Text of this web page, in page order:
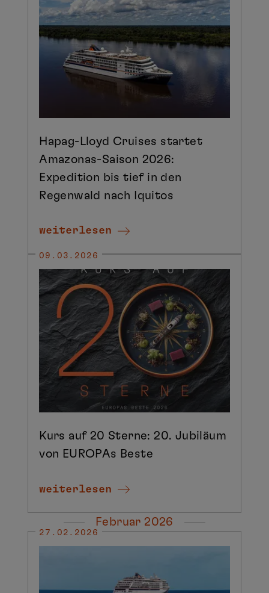
Hapag-Lloyd Cruises startet
Amazonas-Saison 2026:
Expedition bis tief in den
Regenwald nach Iquitos
weiterlesen
Kurs auf 20 Sterne: 20. Jubiläum
von EUROPAs Beste
weiterlesen
09.03.2026
Februar 2026
27.02.2026